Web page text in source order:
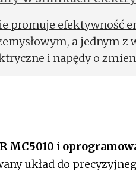
promuje efektywność
a jednym z
i napędy o
MC5010 i
układ do